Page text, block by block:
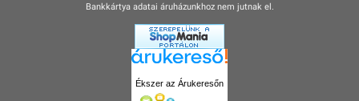
Bankkártya adatai áruházunkhoz nem jutnak el.
Ékszer az Árukeresőn